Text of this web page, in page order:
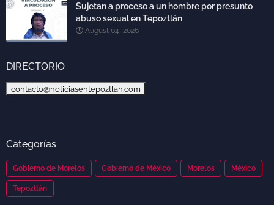
Sujetan a proceso a un hombre por presunto
abuso sexual en Tepoztlán
August 04, 2026
DIRECTORIO
contacto@noticiasentepoztlan.com
Categorías
Gobierno de Morelos Gobierno de México Morelos México
Tepoztlán